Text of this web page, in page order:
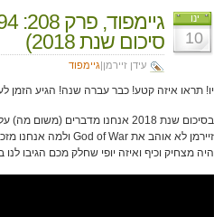
ינו
10
סיכום שנת 2018)
עידן זיירמן|גיימפוד
יו! תראו איזה קטע! כבר עברה שנה! הגיע הזמן
היה מצחיק וכיף ואיזה יופי שחלק מכם הגיבו לנו